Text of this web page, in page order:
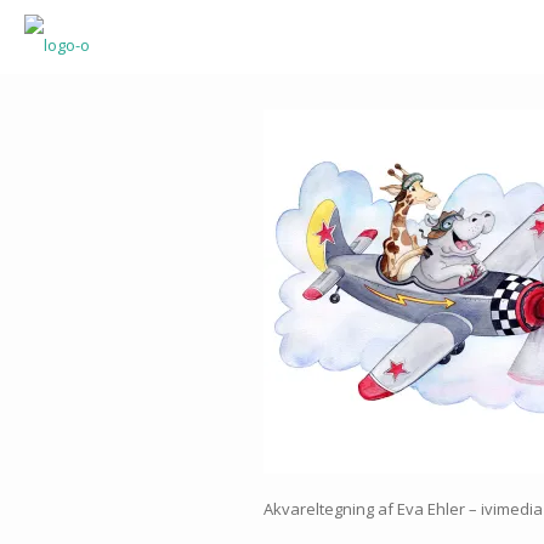
Akvareltegning af Eva Ehler – ivimedia